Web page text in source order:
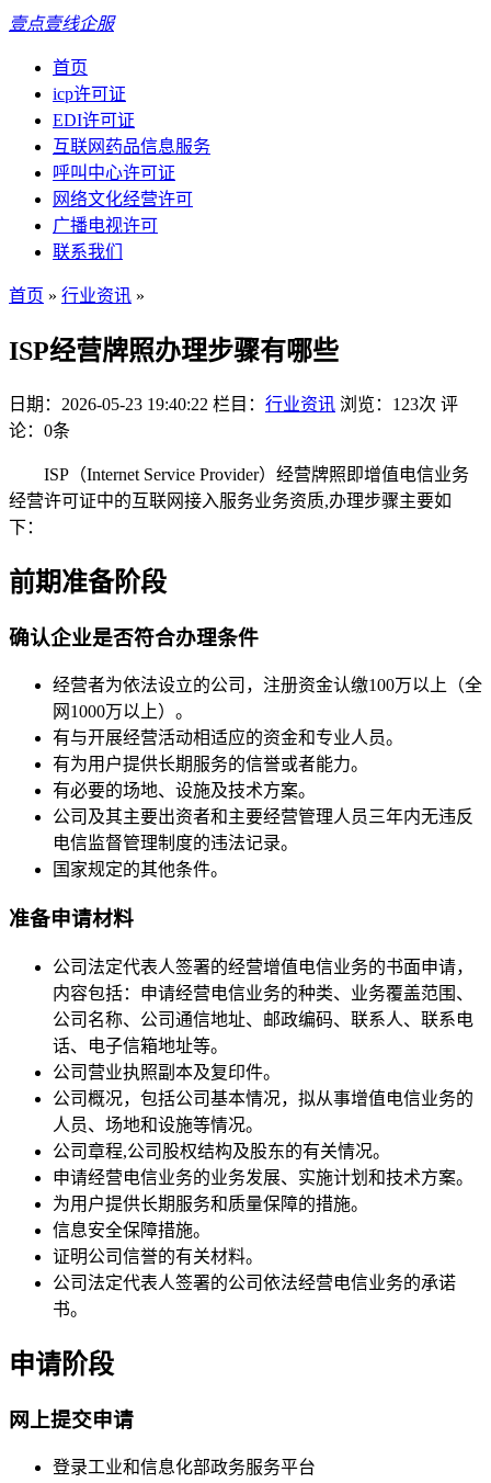
壹点壹线企服
首页
icp许可证
EDI许可证
互联网药品信息服务
呼叫中心许可证
网络文化经营许可
广播电视许可
联系我们
首页 » 行业资讯 »
ISP经营牌照办理步骤有哪些
日期：2026-05-23 19:40:22 栏目： 行业资讯 浏览：123次 评
论：0条
ISP（Internet Service Provider）经营牌照即增值电信业务
经营许可证中的互联网接入服务业务资质,办理步骤主要如
下：
前期准备阶段
确认企业是否符合办理条件
经营者为依法设立的公司，注册资金认缴100万以上（全
网1000万以上）。
有与开展经营活动相适应的资金和专业人员。
有为用户提供长期服务的信誉或者能力。
有必要的场地、设施及技术方案。
公司及其主要出资者和主要经营管理人员三年内无违反
电信监督管理制度的违法记录。
国家规定的其他条件。
准备申请材料
公司法定代表人签署的经营增值电信业务的书面申请，
内容包括：申请经营电信业务的种类、业务覆盖范围、
公司名称、公司通信地址、邮政编码、联系人、联系电
话、电子信箱地址等。
公司营业执照副本及复印件。
公司概况，包括公司基本情况，拟从事增值电信业务的
人员、场地和设施等情况。
公司章程,公司股权结构及股东的有关情况。
申请经营电信业务的业务发展、实施计划和技术方案。
为用户提供长期服务和质量保障的措施。
信息安全保障措施。
证明公司信誉的有关材料。
公司法定代表人签署的公司依法经营电信业务的承诺
书。
申请阶段
网上提交申请
登录工业和信息化部政务服务平台